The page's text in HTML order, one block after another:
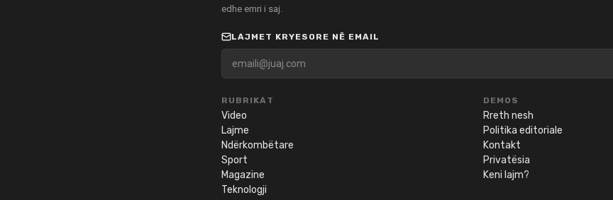
edhe emri i saj.
LAJMET KRYESORE NË EMAIL
RUBRIKAT
Video
Lajme
Ndërkombëtare
Sport
Magazine
Teknologji
DEMOS
Rreth nesh
Politika editoriale
Kontakt
Privatësia
Keni lajm?